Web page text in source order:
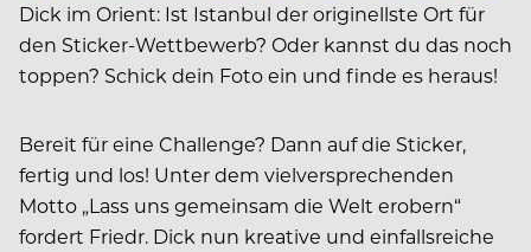
Dick im Orient: Ist Istanbul der originellste Ort für
den Sticker-Wettbewerb? Oder kannst du das noch
toppen? Schick dein Foto ein und finde es heraus!
Bereit für eine Challenge? Dann auf die Sticker,
fertig und los! Unter dem vielversprechenden
Motto „Lass uns gemeinsam die Welt erobern“
fordert Friedr. Dick nun kreative und einfallsreiche